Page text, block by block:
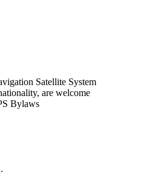
Satellite System
are welcome
Bylaws